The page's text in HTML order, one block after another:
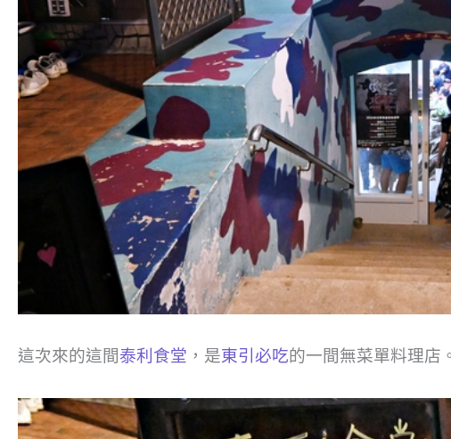
這次來的這間泰利食堂 ，是東引必吃的一間無菜單料理店